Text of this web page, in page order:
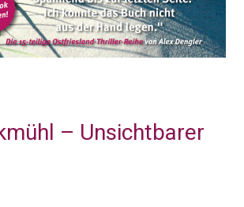
– Unsichtbarer